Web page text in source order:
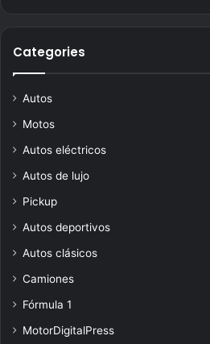
Categories
Autos
Motos
Autos eléctricos
Autos de lujo
Pickup
Autos deportivos
Autos clásicos
Camiones
Fórmula 1
MotorDigitalPress